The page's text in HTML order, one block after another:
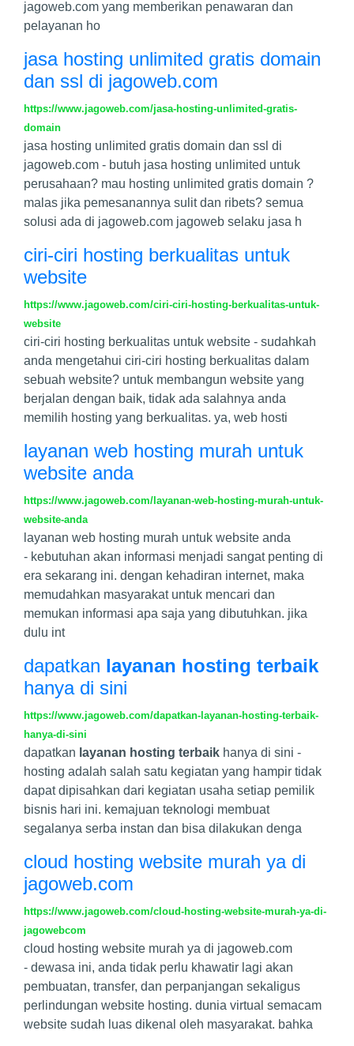
jagoweb.com yang memberikan penawaran dan
pelayanan ho
jasa hosting unlimited gratis domain
dan ssl di jagoweb.com
https://www.jagoweb.com/jasa-hosting-unlimited-gratis-
domain
jasa hosting unlimited gratis domain dan ssl di
jagoweb.com - butuh jasa hosting unlimited untuk
perusahaan? mau hosting unlimited gratis domain ?
malas jika pemesanannya sulit dan ribets? semua
solusi ada di jagoweb.com jagoweb selaku jasa h
ciri-ciri hosting berkualitas untuk
website
https://www.jagoweb.com/ciri-ciri-hosting-berkualitas-untuk-
website
ciri-ciri hosting berkualitas untuk website - sudahkah
anda mengetahui ciri-ciri hosting berkualitas dalam
sebuah website? untuk membangun website yang
berjalan dengan baik, tidak ada salahnya anda
memilih hosting yang berkualitas. ya, web hosti
layanan web hosting murah untuk
website anda
https://www.jagoweb.com/layanan-web-hosting-murah-untuk-
website-anda
layanan web hosting murah untuk website anda
- kebutuhan akan informasi menjadi sangat penting di
era sekarang ini. dengan kehadiran internet, maka
memudahkan masyarakat untuk mencari dan
memukan informasi apa saja yang dibutuhkan. jika
dulu int
dapatkan layanan hosting terbaik
hanya di sini
https://www.jagoweb.com/dapatkan-layanan-hosting-terbaik-
hanya-di-sini
dapatkan layanan hosting terbaik hanya di sini -
hosting adalah salah satu kegiatan yang hampir tidak
dapat dipisahkan dari kegiatan usaha setiap pemilik
bisnis hari ini. kemajuan teknologi membuat
segalanya serba instan dan bisa dilakukan denga
cloud hosting website murah ya di
jagoweb.com
https://www.jagoweb.com/cloud-hosting-website-murah-ya-di-
jagowebcom
cloud hosting website murah ya di jagoweb.com
- dewasa ini, anda tidak perlu khawatir lagi akan
pembuatan, transfer, dan perpanjangan sekaligus
perlindungan website hosting. dunia virtual semacam
website sudah luas dikenal oleh masyarakat. bahka